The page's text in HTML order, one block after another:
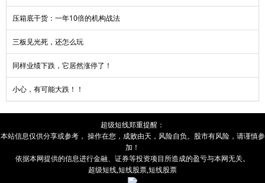
压箱底干货：一年10倍的机构战法
三板见光死，还怎么玩
同样业绩下跌，它居然涨停了！
小心，有可能大跌！！
超级短线郑重提醒：
本站信息仅供分享或参考， 操作在您，成败由天 ，风险自负。股市有风险，请谨慎参
加！
依据本网提供的信息进行金融、证券等投资项目所造成的盈亏与本网无关。
超级短线,短线股票,短线股票